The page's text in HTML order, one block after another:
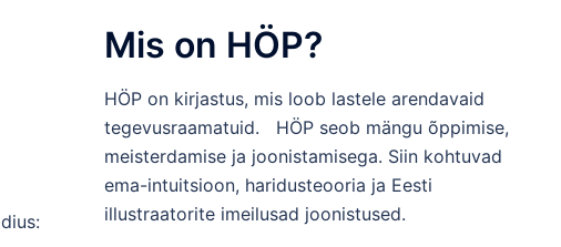
Mis on HÖP?
HÖP on kirjastus, mis loob lastele arendavaid
tegevusraamatuid. HÖP seob mängu õppimise,
meisterdamise ja joonistamisega. Siin kohtuvad
ema-intuitsioon, haridusteooria ja Eesti
illustraatorite imeilusad joonistused.